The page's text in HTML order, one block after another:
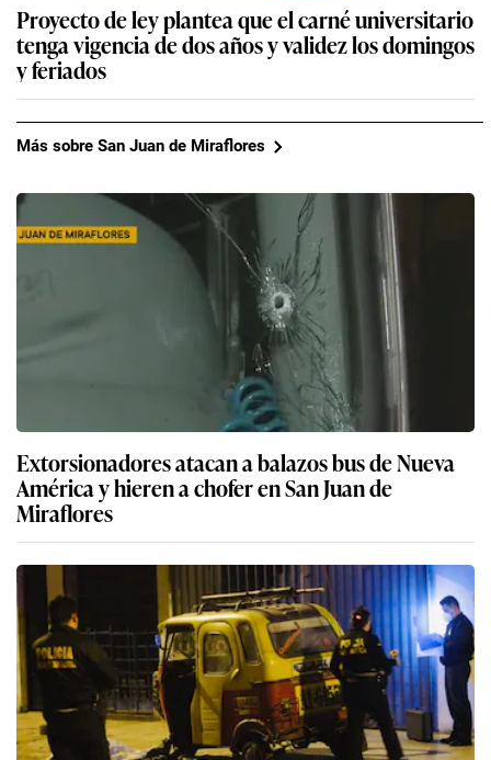
Proyecto de ley plantea que el carné universitario
tenga vigencia de dos años y validez los domingos
y feriados
Más sobre San Juan de Miraflores
Extorsionadores atacan a balazos bus de Nueva
América y hieren a chofer en San Juan de
Miraflores